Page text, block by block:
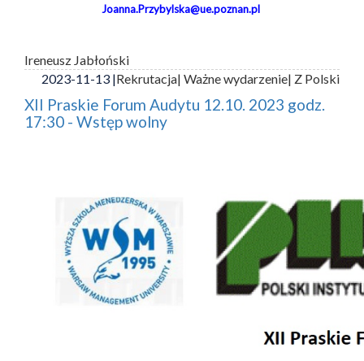
Joanna.Przybylska@ue.poznan.pl
Ireneusz Jabłoński
2023-11-13 |Rekrutacja| Ważne wydarzenie| Z Polski
XII Praskie Forum Audytu 12.10. 2023 godz.
17:30 - Wstęp wolny